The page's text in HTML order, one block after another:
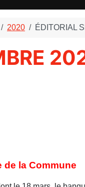
2020 ÉDITORIAL
de la Commune